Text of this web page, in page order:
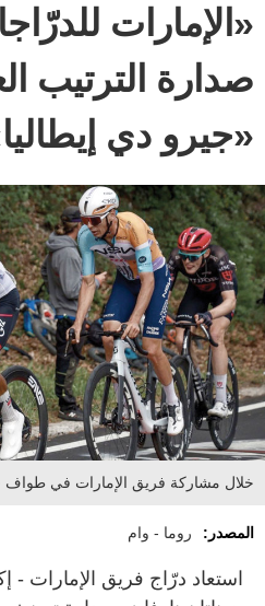
«الإمارات
صدارة الترتيب
«جيرو دي
خلال مشاركة فريق الإمارات في طواف
المصدر: روما - وام
استعاد درّاج فريق الإمارات -